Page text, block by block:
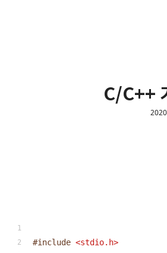
C/C++
#include <stdio.h>